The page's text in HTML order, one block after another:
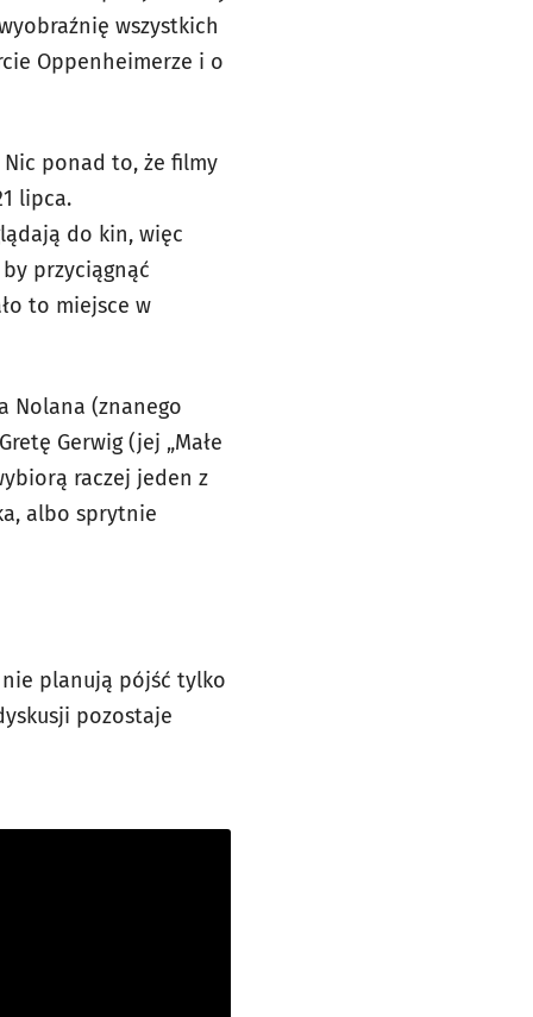
wszystkich
Oppenheimerze i o
ponad to, że filmy
lipca.
do kin, więc
przyciągnąć
to miejsce w
Nolana (znanego
Gerwig (jej „Małe
raczej jeden z
albo sprytnie
nie planują pójść tylko
pozostaje